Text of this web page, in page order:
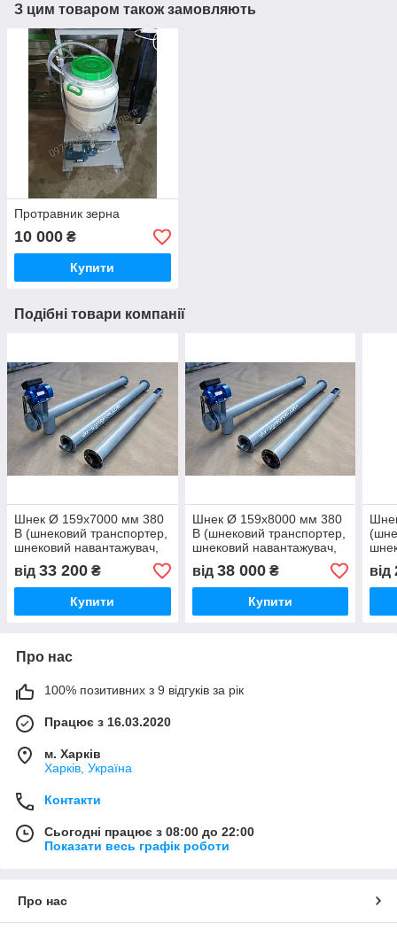
З цим товаром також замовляють
Протравник зерна
10 000 ₴
Купити
Подібні товари компанії
Шнек Ø 159х7000 мм 380
В (шнековий транспортер,
шнековий навантажувач,
зернометач, завантажувач
зерна)
від 33 200 ₴
Купити
Шнек Ø 159х8000 мм 380
В (шнековий транспортер,
шнековий навантажувач,
зернометач, завантажувач
зерна)
від 38 000₴
Купити
від
Про нас
100% позитивних з 9 відгуків за рік
Працює з 16.03.2020
м. Харків
Харків, Україна
Контакти
Сьогодні працює з 08:00 до 22:00
Показати весь графік роботи
Про нас